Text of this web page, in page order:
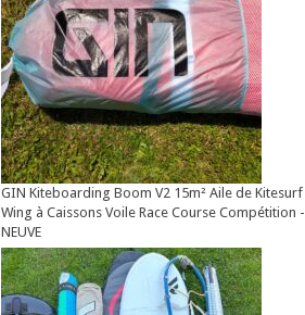
GIN Kiteboarding Boom V2 15m² Aile de Kitesurf
Wing à Caissons Voile Race Course Compétition -
NEUVE